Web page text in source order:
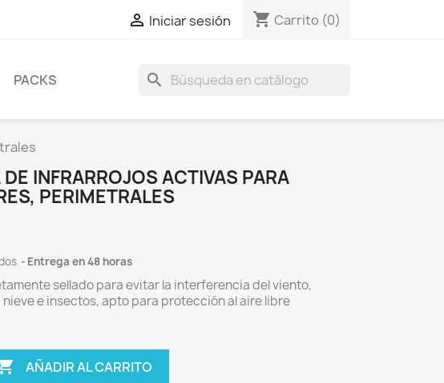
 Iniciar sesión shopping_cart Carrito (0)
PACKS search
DE INFRARROJOS ACTIVAS PARA
PERIMETRALES
Entrega en 48 horas
sellado para evitar la interferencia del viento,
nieve e insectos, apto para protección al aire libre
AÑADIR AL CARRITO